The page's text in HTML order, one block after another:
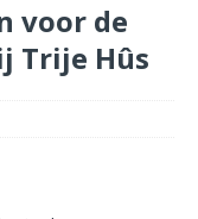
voor de
Trije Hûs